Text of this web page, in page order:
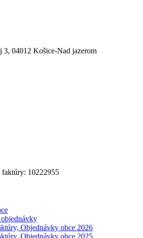
3, 04012 Košice-Nad jazerom
10222955
Objednávky obce 2026